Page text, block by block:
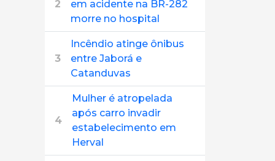
2
em acidente na BR-282
morre no hospital
3
Incêndio atinge ônibus
entre Jaborá e
Catanduvas
4
Mulher é atropelada
após carro invadir
estabelecimento em
Herval